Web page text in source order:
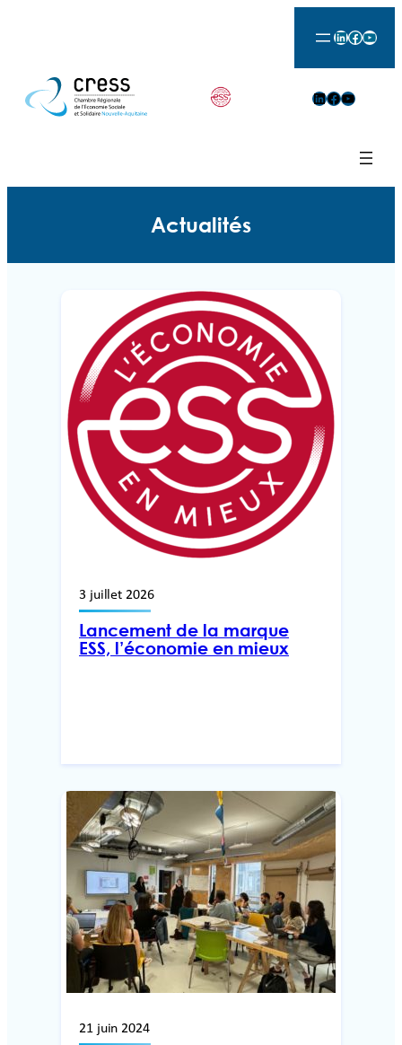
LinkedIn
Facebook
LinkedIn
Facebook
YouTube
Actualités
3 juillet 2026
Lancement de la marque
ESS, l’économie en mieux
21 juin 2024